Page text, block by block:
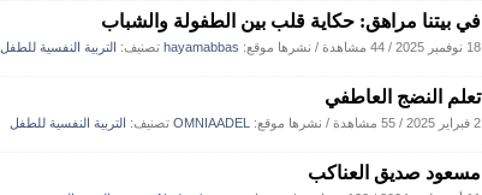
في بيتنا مراهق: حكاية قلب بين الطفولة والشباب
18 نوفمبر 2025 / 44 مشاهدة / نشرها موقع: hayamabbas تصنيف: التربية النفسية للطفل
تعلم النضج العاطفي
2 فبراير 2025 / 55 مشاهدة / نشرها موقع: OMNIAADEL تصنيف: التربية النفسية للطفل
مسعود صديق العناكب